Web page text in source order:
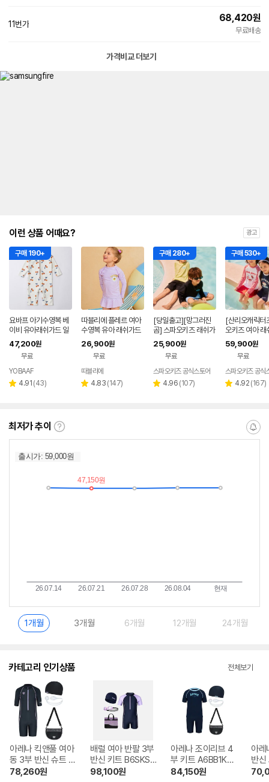
11번가
68,420원
무료배송
가격비교 더보기
이런 상품 어때요? 광고
구매 190+
요바프 아기수영복 베
이비 유아래쉬가드 일
체형 / BIG체리
47,200원
무료
YOBAAF
별 4.91 리
(43)
따블리에 플레르 여아
수영복 유아 래쉬가드
세트
26,900원
무료
페이
따블리에
별 4.83 리
(147)
구매 280+
[당일출고][망그러진
곰] 스파오키즈 래쉬가
드 상의 SPARG37K
U2
25,900원
무료
스파오키즈 공식스토어
별 4.96 리
(107)
구매 530+
[산리오캐릭터
오키즈 여아 래
세트
59,900원
무료
스파오키즈 공식
별 4.92 리
(167)
최저가 추이
최
가
란?
알
1개월 3개월 6개월 12개월 24개월
카테고리 인기상품 전체보기
아레나 킥앤풀 여아
동 3부 반신 슈트 키
트 A5SG1KG03BL
78,260원
배럴 여아 반팔 3부
반신 키트 B6SKSK
T301DNV
98,100원
아레나 조이리브 4
부 키트 A6BB1KB
02NVY
84,150원
아레
반신